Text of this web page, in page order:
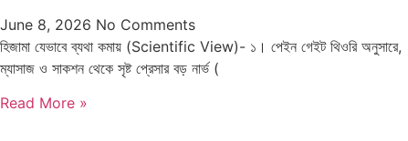
June 8, 2026 No Comments
হিজামা যেভাবে ব্যথা কমায় (Scientific View)- ১। পেইন গেইট থিওরি অনুসারে,
ম্যাসাজ ও সাকশন থেকে সৃষ্ট প্রেসার বড় নার্ভ (
Read More »